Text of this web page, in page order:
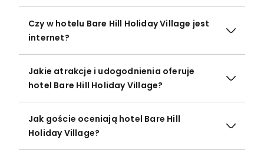
Czy w hotelu Bare Hill Holiday Village jest
internet?
Jakie atrakcje i udogodnienia oferuje
hotel Bare Hill Holiday Village?
Jak goście oceniają hotel Bare Hill
Holiday Village?